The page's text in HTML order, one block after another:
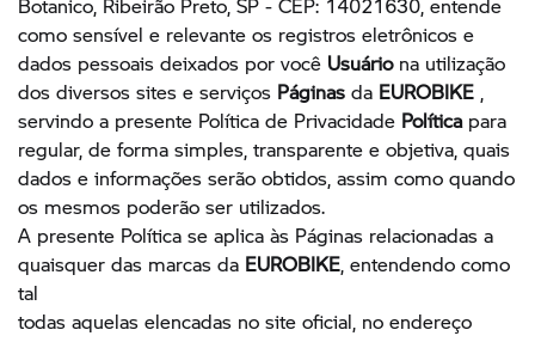
como sensível e relevante os registros eletrônicos e
dados pessoais deixados por você Usuáriona utilização
dos diversos sites e serviços Páginas da EUROBIKE ,
servindo a presente Política de Privacidade Políticapara
regular, de forma simples, transparente e objetiva, quais
dados e informações serão obtidos, assim como quando
os mesmos poderão ser utilizados.
A presente Política se aplica às Páginas relacionadas a
quaisquer das marcas da EUROBIKE, entendendo como
tal
todas aquelas elencadas no site oficial, no endereço